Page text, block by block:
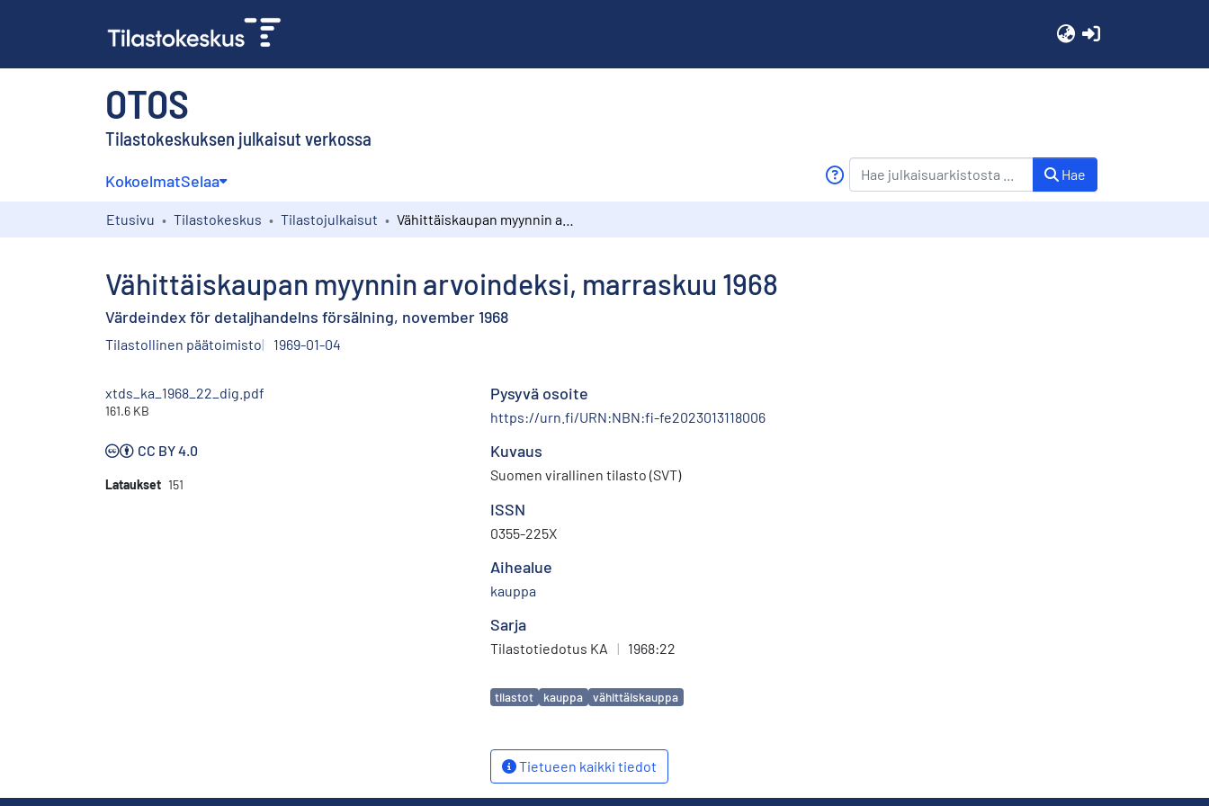
OTOS
Tilastokeskuksen julkaisut verkossa
KokoelmatSelaa Hae
Etusivu Tilastokeskus Tilastojulkaisut
Vähittäiskaupan myynnin arvoindeksi, marraskuu 1968
Värdeindex för detaljhandelns försälning, november 1968
Tilastollinen päätoimisto 1969-01-04
xtds_ka_1968_22_dig.pdf
161.6 KB
CC BY 4.0
Lataukset 151
Pysyvä osoite
https://urn.fi/URN:NBN:fi-fe2023013118006
Kuvaus
Suomen virallinen tilasto (SVT)
ISSN
0355-225X
Aihealue
kauppa
Sarja
Tilastotiedotus KA | 1968:22
Avainsanat
tilastot kauppa vähittäiskauppa
Tietueen kaikki tiedot